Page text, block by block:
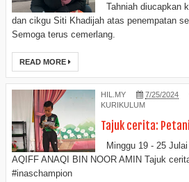
Tahniah diucapkan
dan cikgu Siti Khadijah atas penempatan
Semoga terus cemerlang.
READ MORE
HIL.MY 7/25/2024
KURIKULUM
Tajuk cerita:
Minggu 19 - 25
AQIFF ANAQI BIN NOOR AMIN Tajuk
#inaschampion